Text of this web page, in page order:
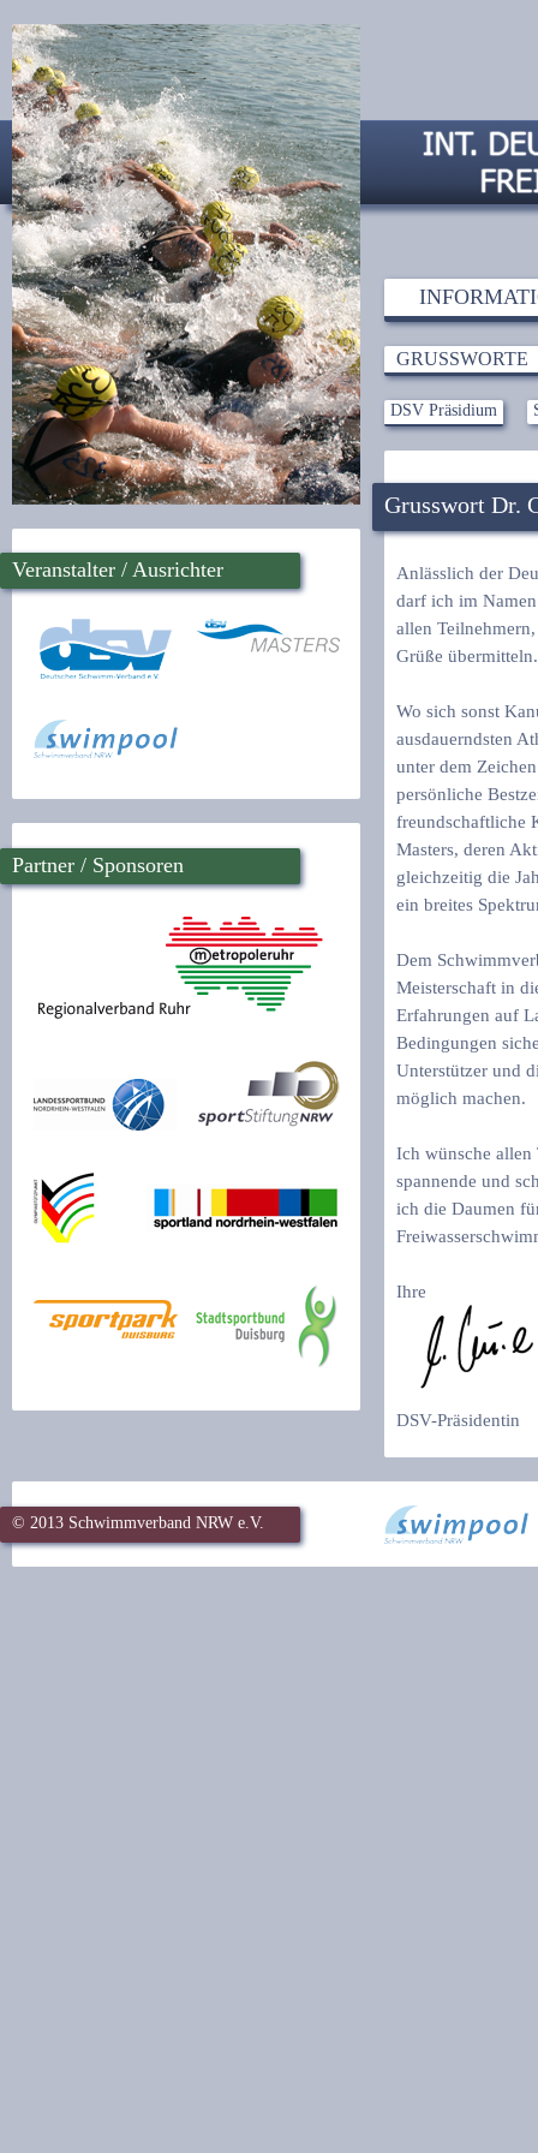
Veranstalter / Ausrichter
Partner / Sponsoren
GRUSSWORTE
DSV Präsidium
Grusswort Dr.
Anlässlich der
darf ich im
allen
Grüße übermitteln.
Wo sich sonst
ausdauerndsten
unter dem
persönliche
freundschaftliche
Masters, deren
gleichzeitig die
ein breites
Dem
Meisterschaft in
Erfahrungen auf
Bedingungen
Unterstützer und
möglich machen.
Ich wünsche allen
spannende und
ich die Daumen
Ihre
DSV-Präsidentin
© 2013 Schwimmverband NRW e.V.